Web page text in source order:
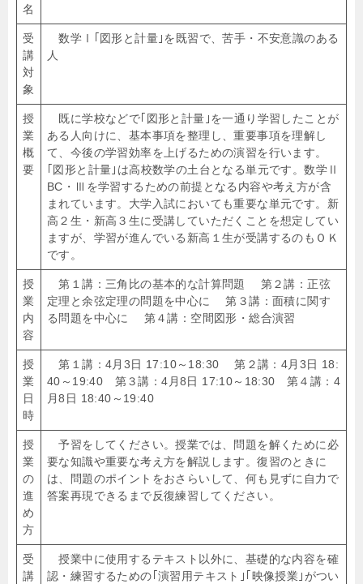
名
受
講
対
象
数学Ⅰ｢図形と計量｣を既習で、苦手・不安意識のある
人
授
業
概
要
既に学校などで｢図形と計量｣を一通り学習したことが
ある人向けに、基本事項を整理し、重要事項を理解し
て、今後の学習効率を上げるための演習を行います。
｢図形と計量｣は高校数学の土台となる単元です。数学Ⅱ
BC・Ⅲを学習するための前提となる内容や考え方が含
まれています。大学入試においても重要な単元です。新
高２生・新高３生に受講していただくことを想定してい
ますが、学習が進んでいる新高１生が受講するのもＯＫ
です。
授
業
内
容
第１講：三角比の基本的な計算問題 第２講：正弦
定理と余弦定理の問題を中心に 第３講：面積に関す
る問題を中心に 第４講：空間図形・総合演習
授
業
日
時
第１講：4月3日 17:10～18:30 第２講：4月3日 18:
40～19:40 第３講：4月8日 17:10～18:30 第４講：4
月8日 18:40～19:40
授
業
の
進
め
方
予習をしてください。授業では、問題を解くために必
要な知識や重要な考え方を解説します。復習のときに
は、問題のポイントをおさらいして、何も見ずに自力で
答案再現できるまで反復練習してください。
受
講
授業中に使用するテキスト以外に、基礎的な内容を確
認・練習するための｢演習用テキスト｣｢映像授業｣がつい